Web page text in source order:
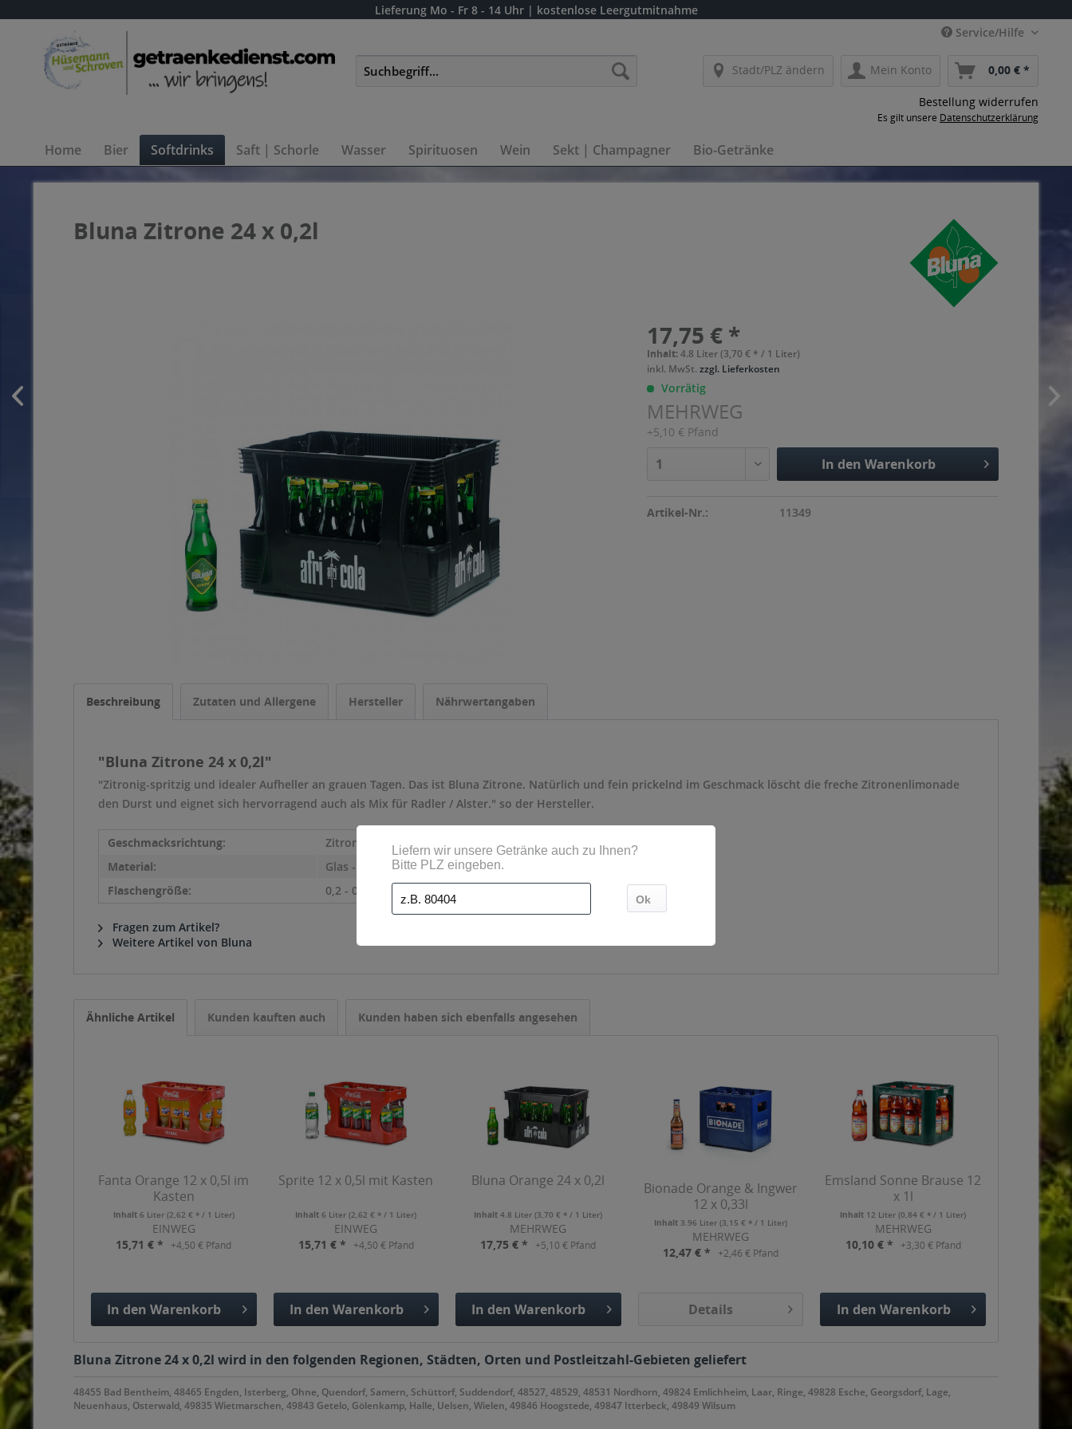
Lieferung Mo - Fr 8 - 14 Uhr | kostenlose Leergutmitnahme
Service/Hilfe
Stadt/PLZ ändern Mein Konto 0,00 € *
Bestellung widerrufen
Es gilt unsere Datenschutzerklärung
Home Bier Softdrinks Saft | Schorle Wasser Spirituosen Wein Sekt | Champagner Bio-Getränke
Bluna Zitrone 24 x 0,2l
17,75 € *
Inhalt:4.8 Liter (3,70 € * / 1 Liter)
inkl. MwSt.zzgl. Lieferkosten
Vorrätig
MEHRWEG
+5,10 € Pfand
In den Warenkorb
Artikel-Nr.: 11349
Beschreibung Zutaten und Allergene Hersteller Nährwertangaben
"Bluna Zitrone 24 x 0,2l"
"Zitronig-spritzig und idealer Aufheller an grauen Tagen. Das ist Bluna Zitrone. Natürlich und fein prickelnd im Geschmack löscht die freche Zitronenlimonade
den Durst und eignet sich hervorragend auch als Mix für Radler / Alster." so der Hersteller.
Geschmacksrichtung:
Zitrone
Material:
Glas - Mehrweg
Flaschengröße:
0,2 - 0,33 l
Fragen zum Artikel?
Weitere Artikel von Bluna
Ähnliche Artikel Kunden kauften auch Kunden haben sich ebenfalls angesehen
Fanta Orange 12 x 0,5l im
Kasten
Inhalt 6 Liter (2,62 € * / 1 Liter)
EINWEG
15,71 € *
+4,50 € Pfand
In den Warenkorb
Sprite 12 x 0,5l mit Kasten
Inhalt6 Liter(2,62 € * / 1 Liter)
EINWEG
15,71 € *
+4,50 € Pfand
In den Warenkorb
Bluna Orange 24 x 0,2l
Inhalt4.8 Liter(3,70 € * / 1 Liter)
MEHRWEG
17,75 € *
+5,10 € Pfand
In den Warenkorb
Bionade Orange & Ingwer
12 x 0,33l
Inhalt 3.96 Liter(3,15 € * / 1 Liter)
MEHRWEG
12,47 € *
+2,46 € Pfand
Details
Emsland Sonne Brause 12
x 1l
Inhalt 12 Liter(0,84 € * / 1 Liter)
MEHRWEG
10,10 € *
+3,30 € Pfand
In den Warenkorb
Bluna Zitrone 24 x 0,2l wird in den folgenden Regionen, Städten, Orten und Postleitzahl-Gebieten geliefert
48455 Bad Bentheim, 48465 Engden, Isterberg, Ohne, Quendorf, Samern, Schüttorf, Suddendorf, 48527, 48529, 48531 Nordhorn, 49824 Emlichheim, Laar, Ringe, 49828 Esche, Georgsdorf, Lage,
Neuenhaus, Osterwald, 49835 Wietmarschen, 49843 Getelo, Gölenkamp, Halle, Uelsen, Wielen, 49846 Hoogstede, 49847 Itterbeck, 49849 Wilsum